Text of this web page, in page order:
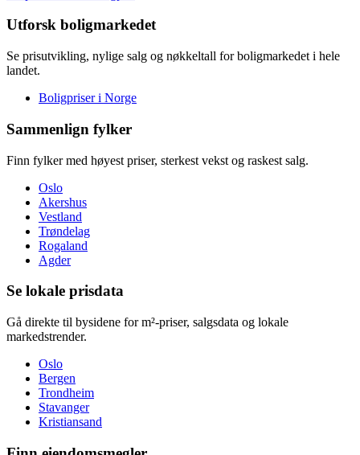
Utforsk boligmarkedet
Se prisutvikling, nylige salg og nøkkeltall for boligmarkedet i hele
landet.
Boligpriser i Norge
Sammenlign fylker
Finn fylker med høyest priser, sterkest vekst og raskest salg.
Oslo
Akershus
Vestland
Trøndelag
Rogaland
Agder
Se lokale prisdata
Gå direkte til bysidene for m²-priser, salgsdata og lokale
markedstrender.
Oslo
Bergen
Trondheim
Stavanger
Kristiansand